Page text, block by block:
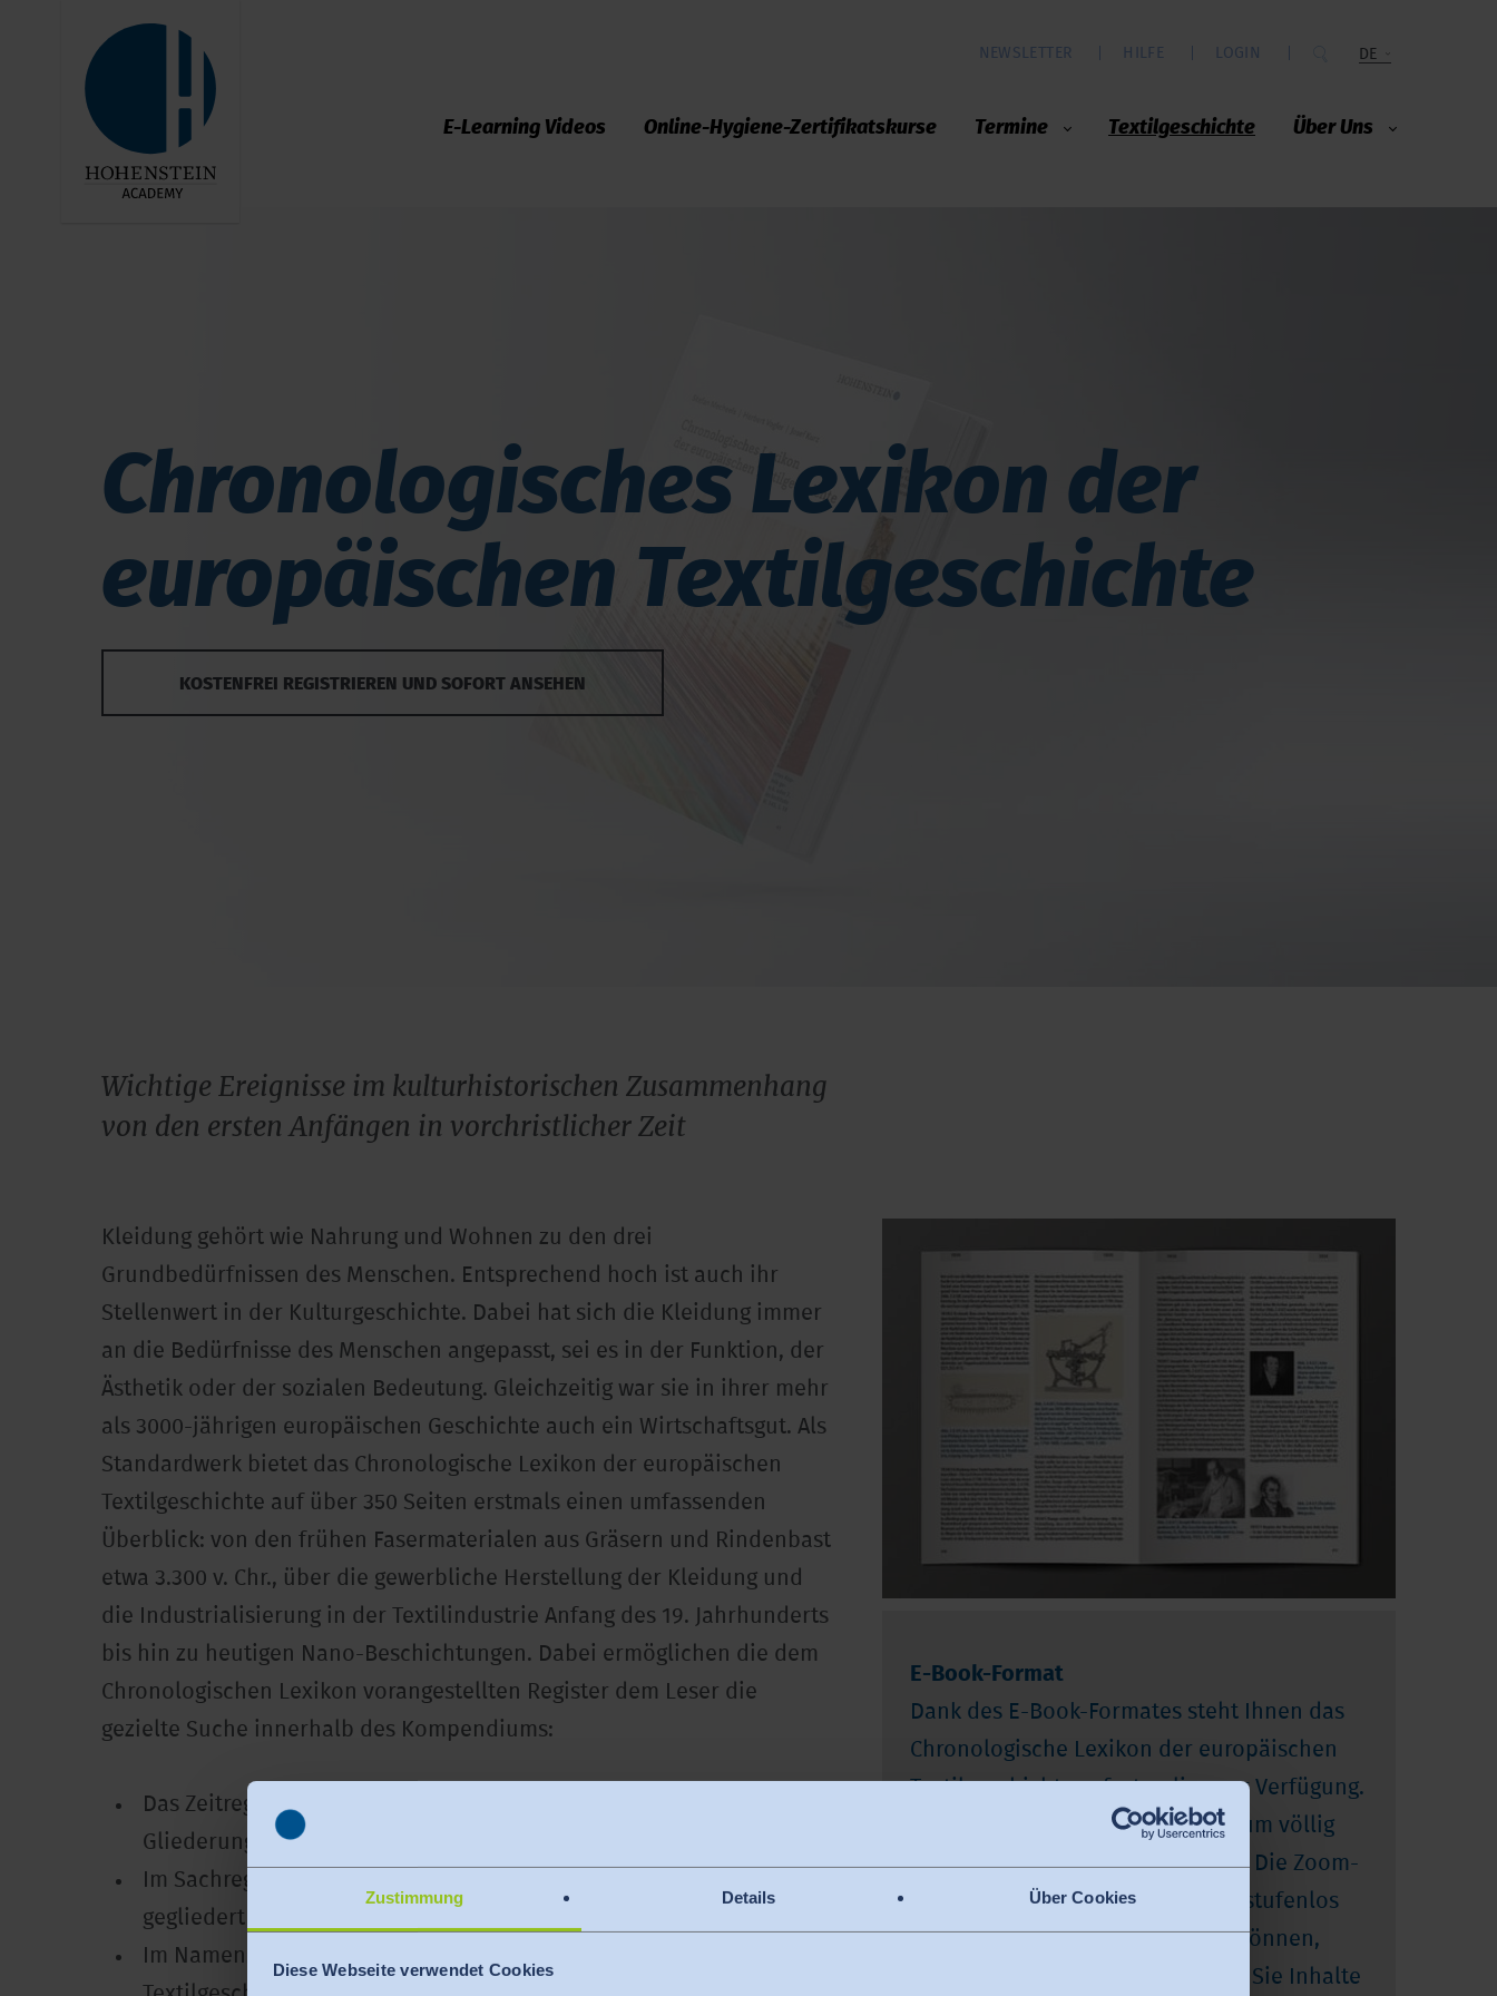
Zustimmung Details Über Cookies
Diese Webseite verwendet Cookies
E-Learning Videos Online-Hygiene-Zertifikatskurse Termine Textilgeschichte Über Uns
NEWSLETTER HILFE LOGIN DE
Chronologisches Lexikon der
europäischen Textilgeschichte
KOSTENFREI REGISTRIEREN UND SOFORT ANSEHEN
Wichtige Ereignisse im kulturhistorischen Zusammenhang
von den ersten Anfängen in vorchristlicher Zeit
Kleidung gehört wie Nahrung und Wohnen zu den drei
Grundbedürfnissen des Menschen. Entsprechend hoch ist auch ihr
Stellenwert in der Kulturgeschichte. Dabei hat sich die Kleidung immer
an die Bedürfnisse des Menschen angepasst, sei es in der Funktion, der
Ästhetik oder der sozialen Bedeutung. Gleichzeitig war sie in ihrer mehr
als 3000-jährigen europäischen Geschichte auch ein Wirtschaftsgut. Als
Standardwerk bietet das Chronologische Lexikon der europäischen
Textilgeschichte auf über 350 Seiten erstmals einen umfassenden
Überblick: von den frühen Fasermaterialen aus Gräsern und Rindenbast
etwa 3.300 v. Chr., über die gewerbliche Herstellung der Kleidung und
die Industrialisierung in der Textilindustrie Anfang des 19. Jahrhunderts
bis hin zu heutigen Nano-Beschichtungen. Dabei ermöglichen die dem
Chronologischen Lexikon vorangestellten Register dem Leser die
gezielte Suche innerhalb des Kompendiums:
Das Zeitregister enthält alle Ereignisse in chronologischer
Gliederung vom Anfang der Textilien bis zur Gegenwart.
Im Sachregister sind die wichtigsten Begriffe alphabetisch
gegliedert und mit den betreffenden Jahreszahlen versehen.
Im Namensregister sind die herausragenden Persönlichkeiten der
E-Book-Format
Dank des E-Book-Formates steht Ihnen das
Chronologische Lexikon der europäischen
Textilgeschichte sofort online zur Verfügung.
Damit können Sie das Kompendium völlig
orts- und zeitunabhängig nutzen. Die Zoom-
Funktion, mit der Sie die Ansicht stufenlos
nach Ihrem Bedürfnis anpassen können,
sowie die Volltextsuche, über die Sie Inhalte